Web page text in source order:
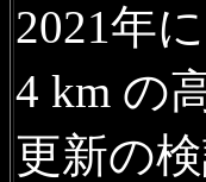
2021年
4 km の
更新の